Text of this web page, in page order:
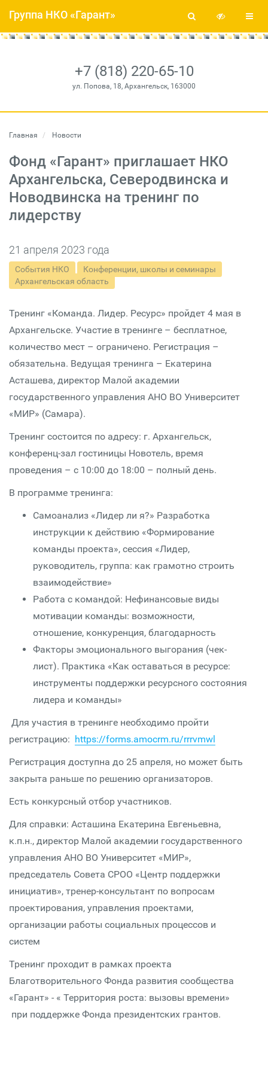
+7 (818) 220-65-10
ул. Попова, 18, Архангельск, 163000
Группа НКО «Гарант»
Главная Новости
Фонд «Гарант» приглашает НКО
Архангельска, Северодвинска и
Новодвинска на тренинг по
лидерству
21 апреля 2023 года
События НКО
Конференции, школы и семинары
Архангельская область
Тренинг «Команда. Лидер. Ресурс» пройдет 4 мая в
Архангельске. Участие в тренинге – бесплатное,
количество мест – ограничено. Регистрация –
обязательна. Ведущая тренинга – Екатерина
Асташева, директор Малой академии
государственного управления АНО ВО Университет
«МИР» (Самара).
Тренинг состоится по адресу: г. Архангельск,
конференц-зал гостиницы Новотель, время
проведения – с 10:00 до 18:00 – полный день.
В программе тренинга:
Самоанализ «Лидер ли я?» Разработка
инструкции к действию «Формирование
команды проекта», сессия «Лидер,
руководитель, группа: как грамотно строить
взаимодействие»
Работа с командой: Нефинансовые виды
мотивации команды: возможности,
отношение, конкуренция, благодарность
Факторы эмоционального выгорания (чек-
лист). Практика «Как оставаться в ресурсе:
инструменты поддержки ресурсного состояния
лидера и команды»
Для участия в тренинге необходимо пройти
регистрацию: https://forms.amocrm.ru/rrrvmwl
Регистрация доступна до 25 апреля, но может быть
закрыта раньше по решению организаторов.
Есть конкурсный отбор участников.
Для справки: Асташина Екатерина Евгеньевна,
к.п.н., директор Малой академии государственного
управления АНО ВО Университет «МИР»,
председатель Совета СРОО «Центр поддержки
инициатив», тренер-консультант по вопросам
проектирования, управления проектами,
организации работы социальных процессов и
систем
Тренинг проходит в рамках проекта
Благотворительного Фонда развития сообщества
«Гарант» - « Территория роста: вызовы времени»
при поддержке Фонда президентских грантов.